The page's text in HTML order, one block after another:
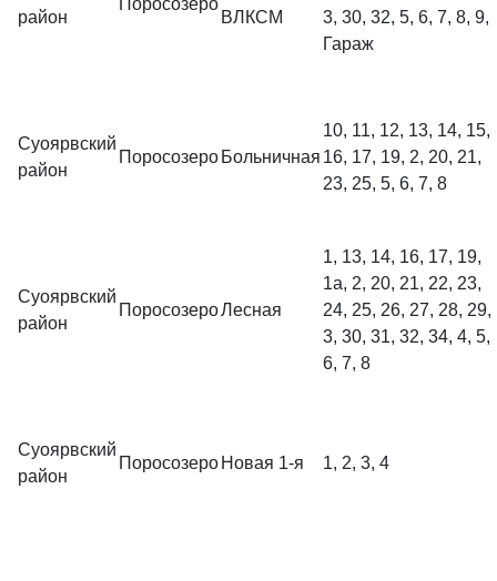
район
Поросозеро
ВЛКСМ
3, 30, 32, 5, 6, 7, 8, 9,
Гараж
Суоярвский
район
Поросозеро Больничная
10, 11, 12, 13, 14, 15,
16, 17, 19, 2, 20, 21,
23, 25, 5, 6, 7, 8
Суоярвский
район
ПоросозероЛесная
1, 13, 14, 16, 17, 19,
1а, 2, 20, 21, 22, 23,
24, 25, 26, 27, 28, 29,
3, 30, 31, 32, 34, 4, 5,
6, 7, 8
Суоярвский
район
Поросозеро Новая 1-я 1, 2, 3, 4